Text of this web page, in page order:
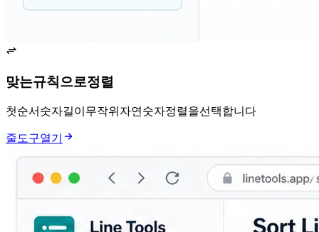
맞는 규칙으로 정렬
첫 순서, A-Z, Z-A, 숫자, 길이, 무작위, 자연 숫자 정렬을 선택합니다.
줄 도구 열기